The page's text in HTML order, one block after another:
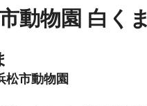
動物園 白くま
松市動物園